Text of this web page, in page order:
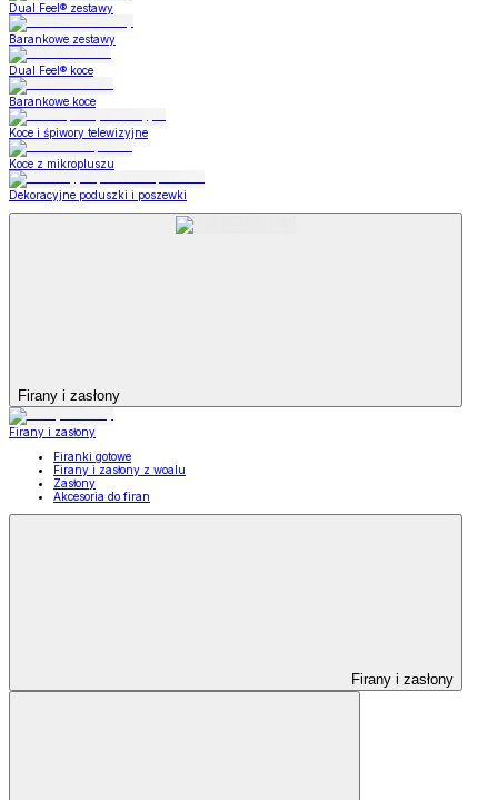
Dual Feel® zestawy
Barankowe zestawy
Dual Feel® koce
Barankowe koce
Koce i śpiwory telewizyjne
Koce z mikropluszu
Dekoracyjne poduszki i poszewki
Firany i zasłony
Firany i zasłony
Firanki gotowe
Firany i zasłony z woalu
Zasłony
Akcesoria do firan
Firany i zasłony